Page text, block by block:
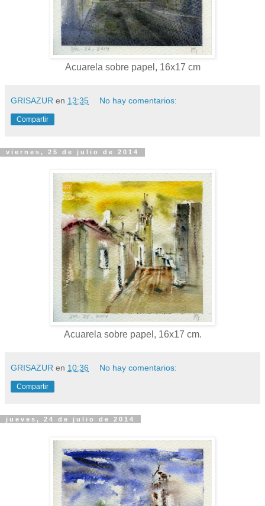
Acuarela sobre papel, 16x17 cm
GRISAZUR en 13:35 No hay comentarios:
Compartir
viernes, 25 de julio de 2014
Acuarela sobre papel, 16x17 cm.
GRISAZUR en 10:36 No hay comentarios:
Compartir
jueves, 24 de julio de 2014